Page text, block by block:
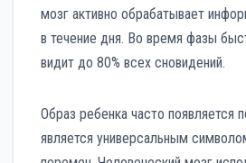
мозг активно обрабатывает
в течение дня. Во время фазы
видит до 80% всех сновидений.
Образ ребенка часто появляется
является универсальным